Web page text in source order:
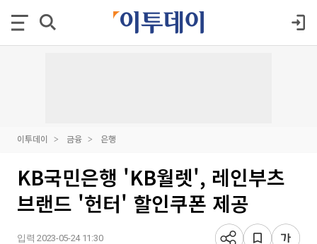
이투데이 금융 은행
KB국민은행 'KB월렛', 레인부츠
브랜드 '헌터' 할인쿠폰 제공
입력 2023-05-24 11:30